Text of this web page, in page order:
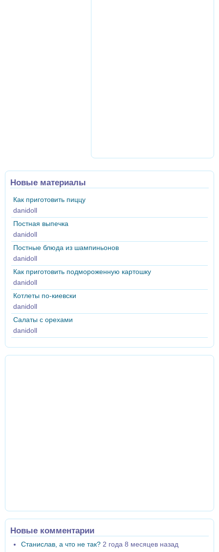
Новые материалы
Как приготовить пиццу
danidoll
Постная выпечка
danidoll
Постные блюда из шампиньонов
danidoll
Как приготовить подмороженную картошку
danidoll
Котлеты по-киевски
danidoll
Салаты с орехами
danidoll
Новые комментарии
Станислав, а что не так? 2 года 8 месяцев назад